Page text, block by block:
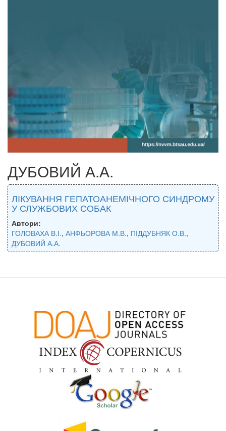
ДУБОВИЙ А.А.
ЛІКУВАННЯ ГЕПАТОАНЕМІЧНОГО СИНДРОМУ
У СЛУЖБОВИХ СОБАК
Автори:
ГОЛОВАХА В.І., АНФЬОРОВА М.В., ПІДДУБНЯК О.В.,
ДУБОВИЙ А.А.